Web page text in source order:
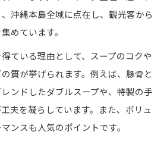
沖縄本島全域に点在し、観光客から
めています。
ている理由として、スープのコクや
質が挙げられます。例えば、豚骨と
ンドしたダブルスープや、特製の手
夫を凝らしています。また、ボリュ
ンスも人気のポイントです。